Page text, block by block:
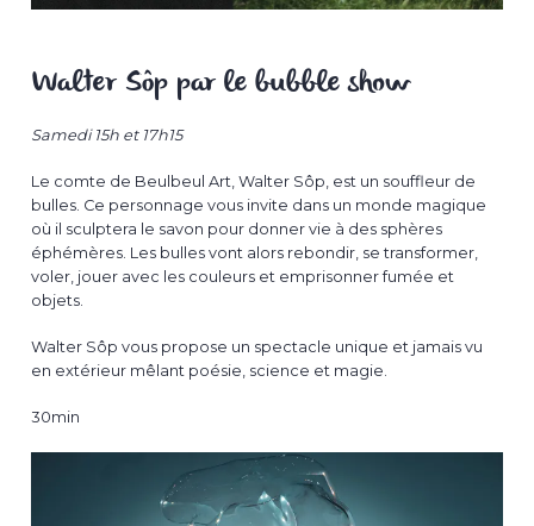
Walter Sôp par le bubble show
Samedi 15h et 17h15
Le comte de Beulbeul Art, Walter Sôp, est un souffleur de
bulles. Ce personnage vous invite dans un monde magique
où il sculptera le savon pour donner vie à des sphères
éphémères. Les bulles vont alors rebondir, se transformer,
voler, jouer avec les couleurs et emprisonner fumée et
objets.
Walter Sôp vous propose un spectacle unique et jamais vu
en extérieur mêlant poésie, science et magie.
30min